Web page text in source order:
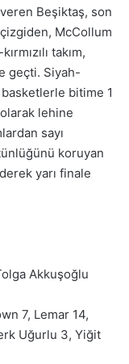
veren Beşiktaş, son
McCollum
takım,
geçti. Siyah-
bitime 1
lehine
sayı
koruyan
yarı finale
Akkuşoğlu
7, Lemar 14,
Uğurlu 3, Yiğit